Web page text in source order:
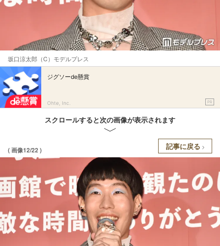
坂口涼太郎（C）モデルプレス
ジグソーde懸賞
Ohte, Inc. PR
スクロールすると次の画像が表示されます
( 画像12/22 ) 記事に戻る